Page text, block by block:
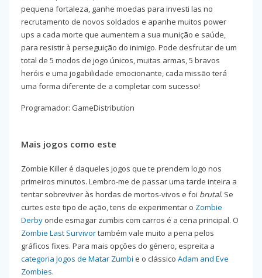
pequena fortaleza, ganhe moedas para investi las no
recrutamento de novos soldados e apanhe muitos power
ups a cada morte que aumentem a sua munição e saúde,
para resistir à perseguição do inimigo. Pode desfrutar de um
total de 5 modos de jogo únicos, muitas armas, 5 bravos
heróis e uma jogabilidade emocionante, cada missão terá
uma forma diferente de a completar com sucesso!
Programador: GameDistribution
Mais jogos como este
Zombie Killer é daqueles jogos que te prendem logo nos
primeiros minutos. Lembro-me de passar uma tarde inteira a
tentar sobreviver às hordas de mortos-vivos e foi brutal. Se
curtes este tipo de ação, tens de experimentar o Zombie
Derby onde esmagar zumbis com carros é a cena principal. O
Zombie Last Survivortambém vale muito a pena pelos
gráficos fixes. Para mais opções do género, espreita a
categoria Jogos de Matar Zumbi e o clássico Adam and Eve
Zombies.